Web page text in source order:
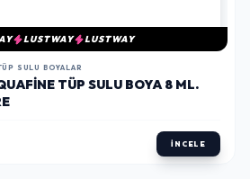
LUSTWAY LUSTWAY
SULU BOYALAR
TÜP SULU BOYA 8 ML.
İNCELE